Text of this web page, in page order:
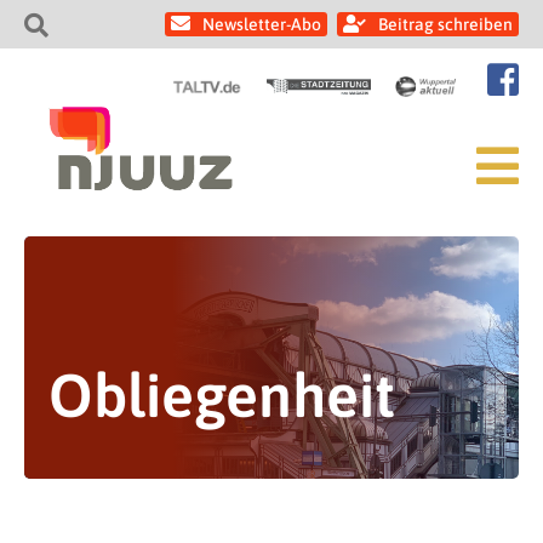
Newsletter-Abo Beitrag schreiben
Obliegenheit